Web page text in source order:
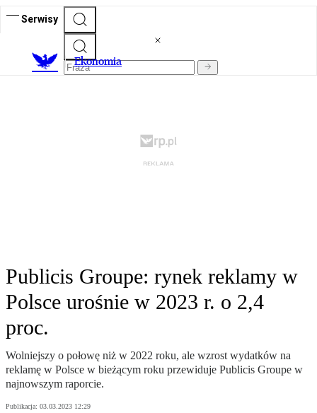
Serwisy
Ekonomia
Publicis Groupe: rynek reklamy w
Polsce urośnie w 2023 r. o 2,4
proc.
Wolniejszy o połowę niż w 2022 roku, ale wzrost wydatków na
reklamę w Polsce w bieżącym roku przewiduje Publicis Groupe w
najnowszym raporcie.
Publikacja: 03.03.2023 12:29